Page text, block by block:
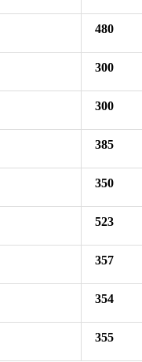
480
300
300
385
350
523
357
354
355